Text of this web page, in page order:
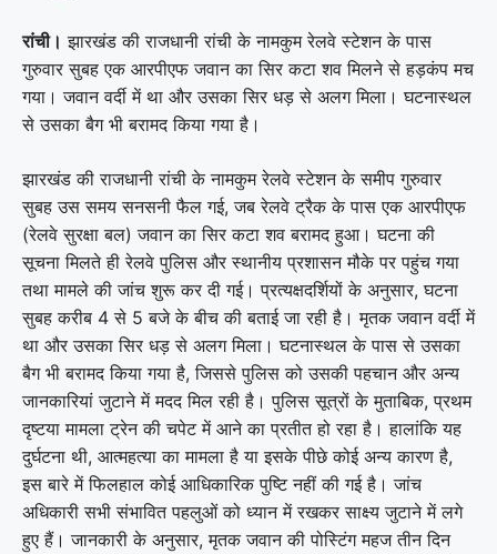
रांची। झारखंड की राजधानी रांची के नामकुम रेलवे स्टेशन के पास
गुरुवार सुबह एक आरपीएफ जवान का सिर कटा शव मिलने से हड़कंप मच
गया। जवान वर्दी में था और उसका सिर धड़ से अलग मिला। घटनास्थल
से उसका बैग भी बरामद किया गया है।
झारखंड की राजधानी रांची के नामकुम रेलवे स्टेशन के समीप गुरुवार
सुबह उस समय सनसनी फैल गई, जब रेलवे ट्रैक के पास एक आरपीएफ
(रेलवे सुरक्षा बल) जवान का सिर कटा शव बरामद हुआ। घटना की
सूचना मिलते ही रेलवे पुलिस और स्थानीय प्रशासन मौके पर पहुंच गया
तथा मामले की जांच शुरू कर दी गई। प्रत्यक्षदर्शियों के अनुसार, घटना
सुबह करीब 4 से 5 बजे के बीच की बताई जा रही है। मृतक जवान वर्दी में
था और उसका सिर धड़ से अलग मिला। घटनास्थल के पास से उसका
बैग भी बरामद किया गया है, जिससे पुलिस को उसकी पहचान और अन्य
जानकारियां जुटाने में मदद मिल रही है। पुलिस सूत्रों के मुताबिक, प्रथम
दृष्टया मामला ट्रेन की चपेट में आने का प्रतीत हो रहा है। हालांकि यह
दुर्घटना थी, आत्महत्या का मामला है या इसके पीछे कोई अन्य कारण है,
इस बारे में फिलहाल कोई आधिकारिक पुष्टि नहीं की गई है। जांच
अधिकारी सभी संभावित पहलुओं को ध्यान में रखकर साक्ष्य जुटाने में लगे
हुए हैं। जानकारी के अनुसार, मृतक जवान की पोस्टिंग महज तीन दिन